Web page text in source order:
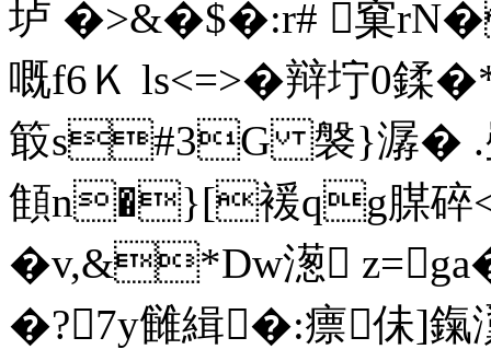
垆 �>&�$�:r# 窠
嘅f6Ｋ ls<=>�辩坾0鍒
箃s#3G 褩}潺 �
顀n�}[褑qg腜
�v,&*Dw濍
�?7y雠緝�:瘭佅]鎎